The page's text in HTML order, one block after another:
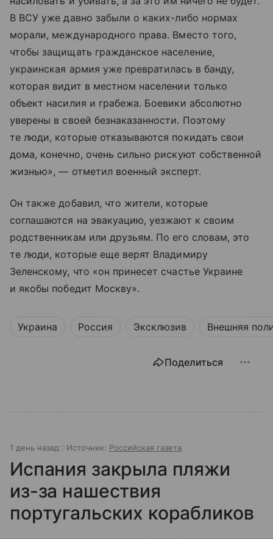
В ВСУ уже давно забыли о каких-либо нормах
морали, международного права. Вместо того,
чтобы защищать гражданское население,
украинская армия уже превратилась в банду,
которая видит в местном населении только
объект насилия и грабежа. Боевики абсолютно
уверены в своей безнаказанности. Поэтому
те люди, которые отказываются покидать свои
дома, конечно, очень сильно рискуют собственной
жизнью», — отметил военный эксперт.
Он также добавил, что жители, которые
соглашаются на эвакуацию, уезжают к своим
родственникам или друзьям. По его словам, это
те люди, которые еще верят Владимиру
Зеленскому, что «он принесет счастье Украине
и якобы победит Москву».
Украина Россия Эксклюзив Внешняя
Поделиться
1 день назад Источник: Российская газета
Испания закрыла пляжи
из-за нашествия
португальских корабликов